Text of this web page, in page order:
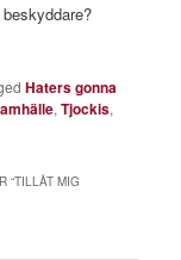
Haters gonna
,Tjockis,
“TILLÅT MIG